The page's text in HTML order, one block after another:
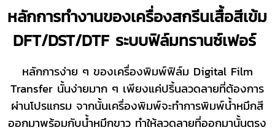
หลักการทำงานของเครื่องสกรีนเสื้อสีเข้ม
DFT/DST/DTF ระบบฟิล์มทรานซ์เฟอร์
หลักการง่าย ๆ ของเครื่องพิมพ์ฟิล์ม Digital Film
Transfer นั้นง่ายมาก ๆ เพียงแค่ปริ้นลวดลายที่ต้องการ
ผ่านโปรแกรม จากนั้นเครื่องพิมพ์จะทำการพิมพ์น้ำหมึกสี
ออกมาพร้อมกับน้ำหมึกขาว ทำให้ลวดลายที่ออกมานั้นตรง